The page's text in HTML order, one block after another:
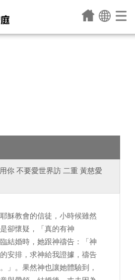
你 不要愛世界訪 二重 黃慈愛
穌教會的信徒，小時候雖然
卻懷疑，「真的有神
結婚時，她跟神禱告：「神
安排，求神給我證據，禱告
」。果然神也讓她體驗到，